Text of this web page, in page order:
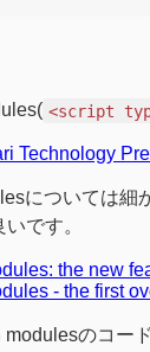
<script
Technology
については細
です。
the new
- the first
のコー